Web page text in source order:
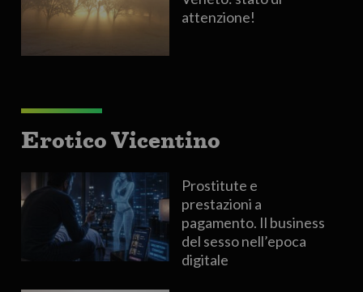
attenzione!
Erotico Vicentino
Prostitute e
prestazioni a
pagamento. Il business
del sesso nell’epoca
digitale